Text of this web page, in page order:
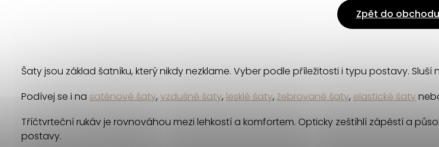
Zpět do obchodu
Šaty jsou základ šatníku, který nikdy nezklame. Vyber podle příležitosti i typu postavy.
Podívej se i na saténové šaty,vzdušné šaty, lesklé šaty,žebrované šaty, elastické šaty
Tříčtvrteční rukáv je rovnováhou mezi lehkostí a komfortem. Opticky zeštíhlí zápěstí a
postavy.